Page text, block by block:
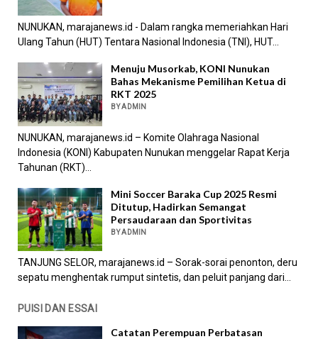
NUNUKAN, marajanews.id - Dalam rangka memeriahkan Hari
Ulang Tahun (HUT) Tentara Nasional Indonesia (TNI), HUT...
Menuju Musorkab, KONI Nunukan
Bahas Mekanisme Pemilihan Ketua di
RKT 2025
BY ADMIN
NUNUKAN, marajanews.id – Komite Olahraga Nasional
Indonesia (KONI) Kabupaten Nunukan menggelar Rapat Kerja
Tahunan (RKT)...
Mini Soccer Baraka Cup 2025 Resmi
Ditutup, Hadirkan Semangat
Persaudaraan dan Sportivitas
BY ADMIN
TANJUNG SELOR, marajanews.id – Sorak-sorai penonton, deru
sepatu menghentak rumput sintetis, dan peluit panjang dari...
PUISI DAN ESSAI
Catatan Perempuan Perbatasan